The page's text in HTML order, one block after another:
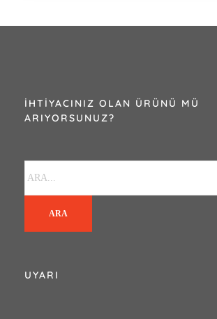
İHTIYACINIZ OLAN ÜRÜNÜ MÜ
ARIYORSUNUZ?
ARA
UYARI